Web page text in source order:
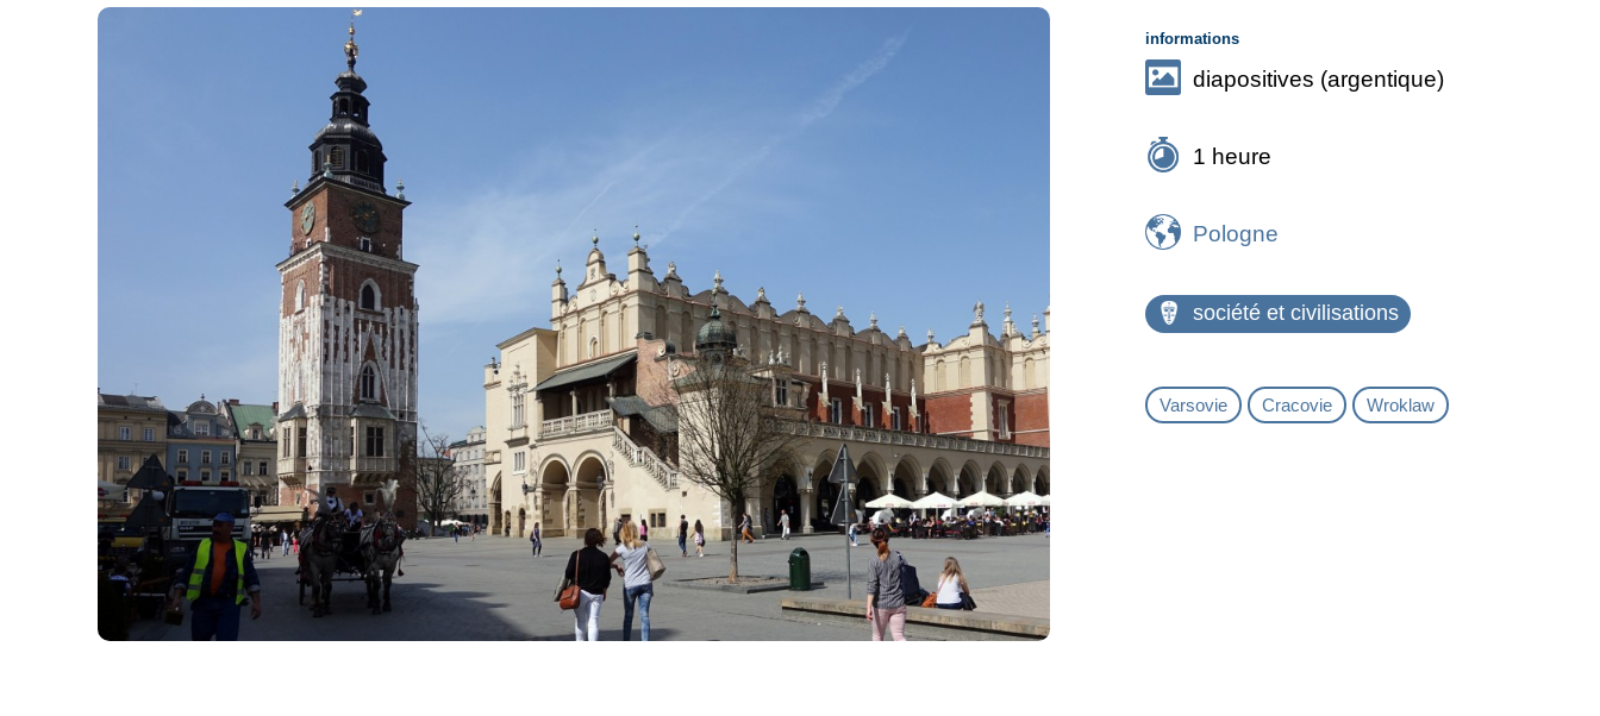
informations
diapositives (argentique)
1 heure
Pologne
société et civilisations
Varsovie Cracovie Wroklaw